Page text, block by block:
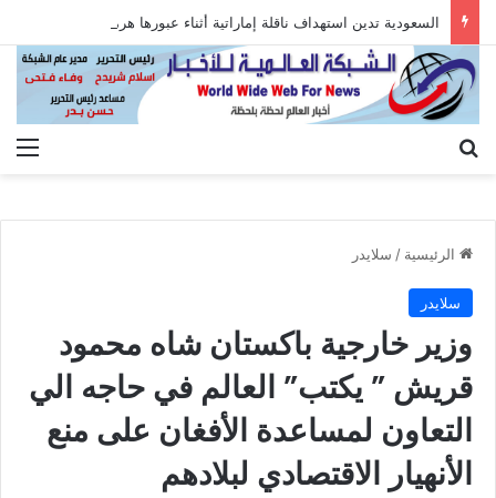
السعودية تدين استهداف ناقلة إماراتية أثناء عبورها هرمز
الرئيسية / سلايدر
سلايدر
وزير خارجية باكستان شاه محمود
قريش ” يكتب” العالم في حاجه الي
التعاون لمساعدة الأفغان على منع
الأنهيار الاقتصادي لبلادهم